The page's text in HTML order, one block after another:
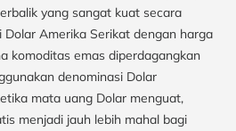
yang sangat kuat secara
Dolar Amerika Serikat dengan harga
komoditas emas diperdagangkan
denominasi Dolar
mata uang Dolar menguat,
menjadi jauh lebih mahal bagi